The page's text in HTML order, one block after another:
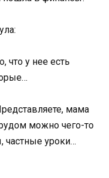
что у нее есть
мама
можно чего-то
частные уроки…